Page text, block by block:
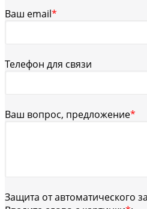
Ваш email*
Телефон для связи
Ваш вопрос, предложение*
Защита от автоматического